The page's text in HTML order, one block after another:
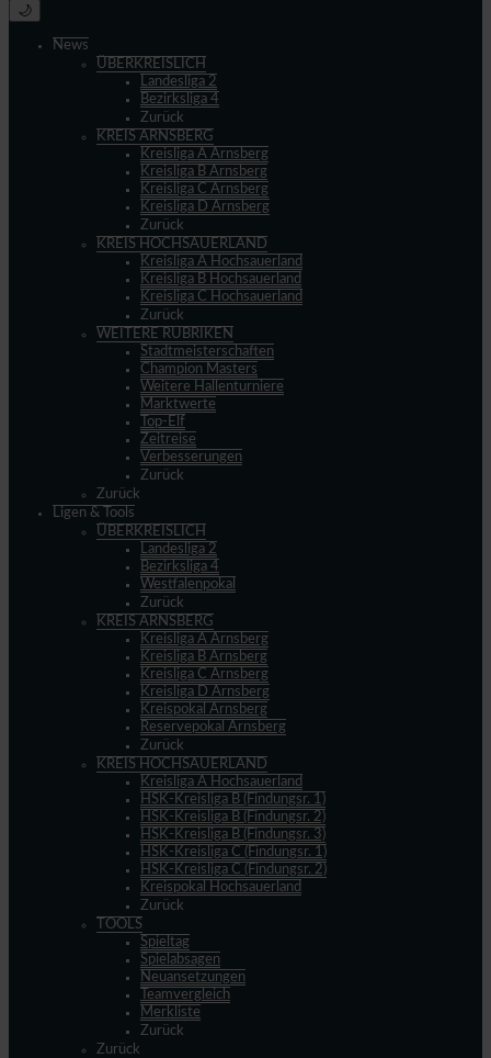
🌙
News
ÜBERKREISLICH
Landesliga 2
Bezirksliga 4
Zurück
KREIS ARNSBERG
Kreisliga A Arnsberg
Kreisliga B Arnsberg
Kreisliga C Arnsberg
Kreisliga D Arnsberg
Zurück
KREIS HOCHSAUERLAND
Kreisliga A Hochsauerland
Kreisliga B Hochsauerland
Kreisliga C Hochsauerland
Zurück
WEITERE RUBRIKEN
Stadtmeisterschaften
Champion Masters
Weitere Hallenturniere
Marktwerte
Top-Elf
Zeitreise
Verbesserungen
Zurück
Zurück
Ligen & Tools
ÜBERKREISLICH
Landesliga 2
Bezirksliga 4
Westfalenpokal
Zurück
KREIS ARNSBERG
Kreisliga A Arnsberg
Kreisliga B Arnsberg
Kreisliga C Arnsberg
Kreisliga D Arnsberg
Kreispokal Arnsberg
Reservepokal Arnsberg
Zurück
KREIS HOCHSAUERLAND
Kreisliga A Hochsauerland
HSK-Kreisliga B (Findungsr. 1)
HSK-Kreisliga B (Findungsr. 2)
HSK-Kreisliga B (Findungsr. 3)
HSK-Kreisliga C (Findungsr. 1)
HSK-Kreisliga C (Findungsr. 2)
Kreispokal Hochsauerland
Zurück
TOOLS
Spieltag
Spielabsagen
Neuansetzungen
Teamvergleich
Merkliste
Zurück
Zurück